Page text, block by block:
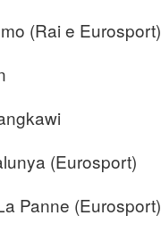
(Rai e Eurosport)
(Eurosport)
Panne (Eurosport)